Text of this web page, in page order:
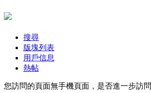
搜尋
版塊列表
用戶信息
熱帖
您訪問的頁面無手機頁面，是否進一步訪